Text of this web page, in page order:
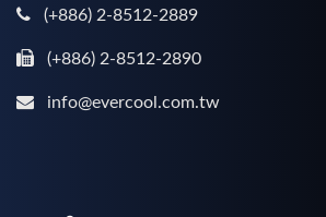
(+886) 2-8512-2889
(+886) 2-8512-2890
info@evercool.com.tw